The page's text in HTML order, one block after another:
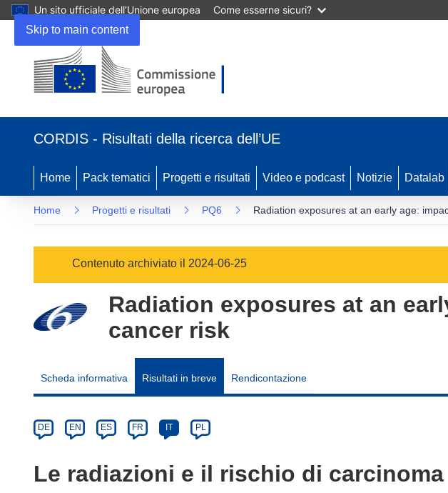
Skip to main content
Un sito ufficiale dell’Unione europea Come esserne sicuri?
in
nuova
finestra)
CORDIS - Risultati della ricerca dell’UE
Home Pack tematici Progetti e risultati Video e podcast Notizie Datalab
Home Progetti e risultati PQ6 Radiation exposures at an early age:
Contenuto archiviato il 2024-06-25
Radiation exposures at an
cancer risk
Scheda informativa Risultati in breve Rendicontazione
Category
Article
available
the
DE EN ES FR IT PL
Le radiazioni e il rischio di carcinoma